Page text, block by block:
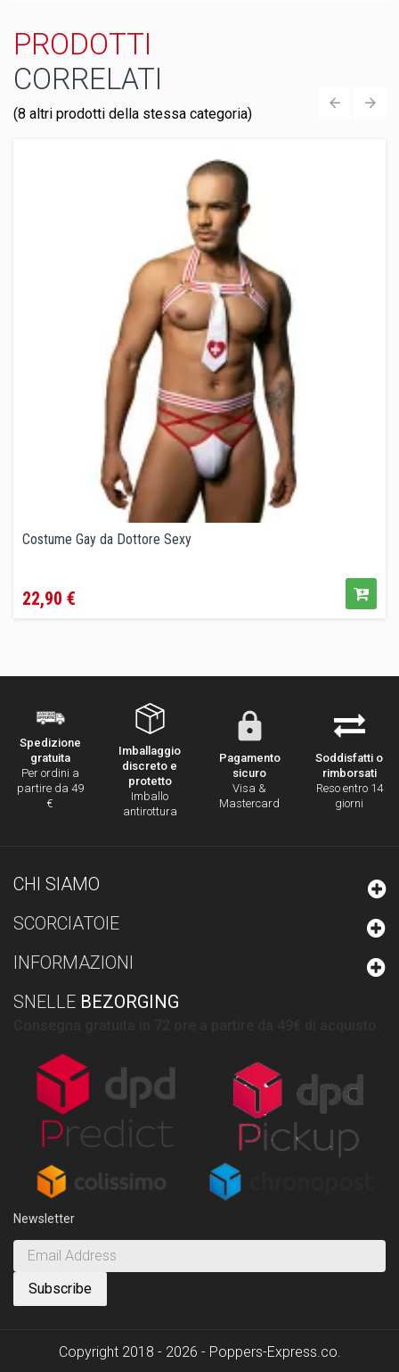
PRODOTTI
CORRELATI
(8 altri prodotti della stessa categoria)
Costume Gay da Dottore Sexy
22,90 €
Spedizione
gratuita
Per ordini a
partire da 49
€
Imballaggio
discreto e
protetto
Imballo
antirottura
Pagamento
sicuro
Visa &
Mastercard
Soddisfatti o
rimborsati
Reso entro 14
giorni
CHI SIAMO
SCORCIATOIE
INFORMAZIONI
SNELLE BEZORGING
Newsletter
Copyright 2018 - 2026 - Poppers-Express.co.